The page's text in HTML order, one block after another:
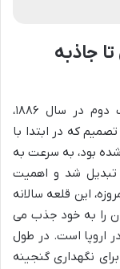
جاذبه
تنها چند هفته پس از مرگ پادشاه لودویگ دوم در سال ۱۸۸۶،
که در ابتدا با
بود، به سرعت به
تبدیل شد و اهمیت
این قلعه سالانه
جهان را به خود جذب می
اروپا است. در طول
نگهداری گنجینه